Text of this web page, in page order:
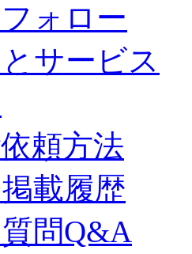
ォロー
サービス
頼方法
載履歴
問Q&A